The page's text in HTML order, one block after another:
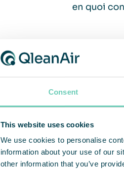
Consent
This website uses cookies
We use cookies to personalise
information about your use of our
other information that you’ve
en quoi
«
nous
avions. »
Colly
également